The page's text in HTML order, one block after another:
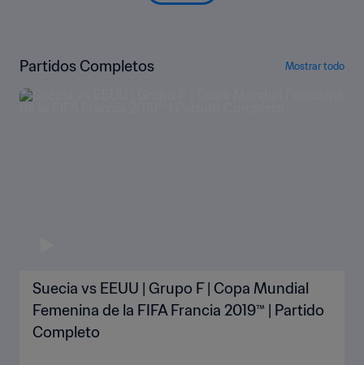
Partidos Completos Mostrar todo
Suecia vs EEUU | Grupo F | Copa Mundial
Femenina de la FIFA Francia 2019™ | Partido
Completo